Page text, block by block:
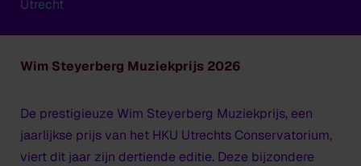
Utrecht
Wim Steyerberg Muziekprijs 2026
De prestigieuze Wim Steyerberg Muziekprijs, een
jaarlijkse prijs van het HKU Utrechts Conservatorium,
viert dit jaar zijn dertiende editie. Deze bijzondere